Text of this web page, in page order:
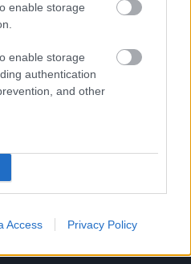
enable storage
enable storage
authentication
and other
Access Privacy Policy
specializálódottBe Water
ahol így még eshetett jó
űrprogramokról is.